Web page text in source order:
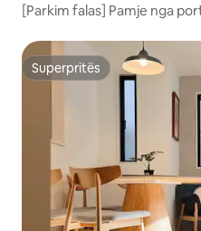
[Parkim falas] Pamje nga
Superpritës
Superpritës